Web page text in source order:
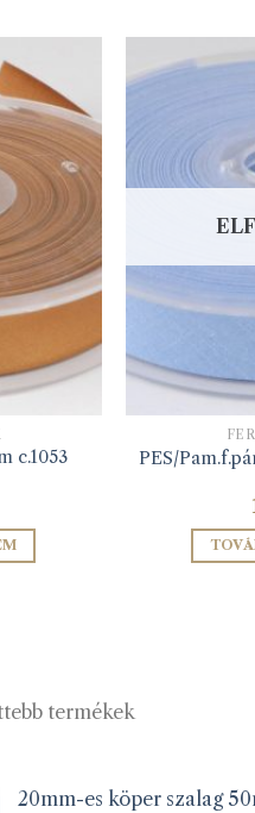
c.1053
PES/
termékek
20mm-es köper szalag